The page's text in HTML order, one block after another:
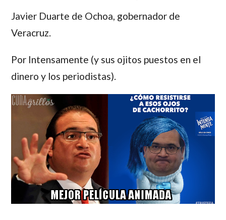
Javier Duarte de Ochoa, gobernador de
Veracruz.
Por Intensamente (y sus ojitos puestos en el
dinero y los periodistas).